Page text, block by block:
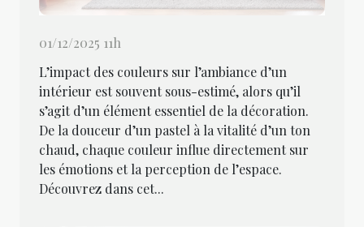
01/12/2025 11h
L’impact des couleurs sur l’ambiance d’un
intérieur est souvent sous-estimé, alors qu’il
s’agit d’un élément essentiel de la décoration.
De la douceur d’un pastel à la vitalité d’un ton
chaud, chaque couleur influe directement sur
les émotions et la perception de l’espace.
Découvrez dans cet...